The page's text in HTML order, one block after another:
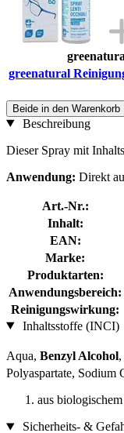
greenatural
Beide in den Warenkorb
Beschreibung
Dieser Spray mit
Anwendung: Direkt
Art.-Nr.:
Inhalt:
EAN:
Marke:
Produktarten:
Anwendungsbereich:
Reinigungswirkung:
Inhaltsstoffe (INCI)
Aqua, Benzyl Alcohol
Polyaspartate, Sodium
aus
Sicherheits- &